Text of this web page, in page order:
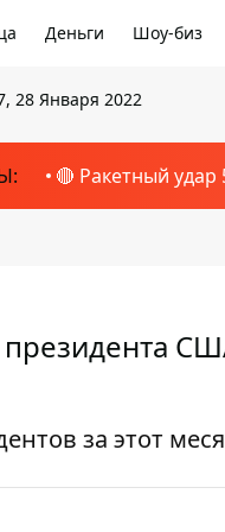
Деньги Шоу-биз
28 Января 2022
🔴 Ракетный удар
за этот